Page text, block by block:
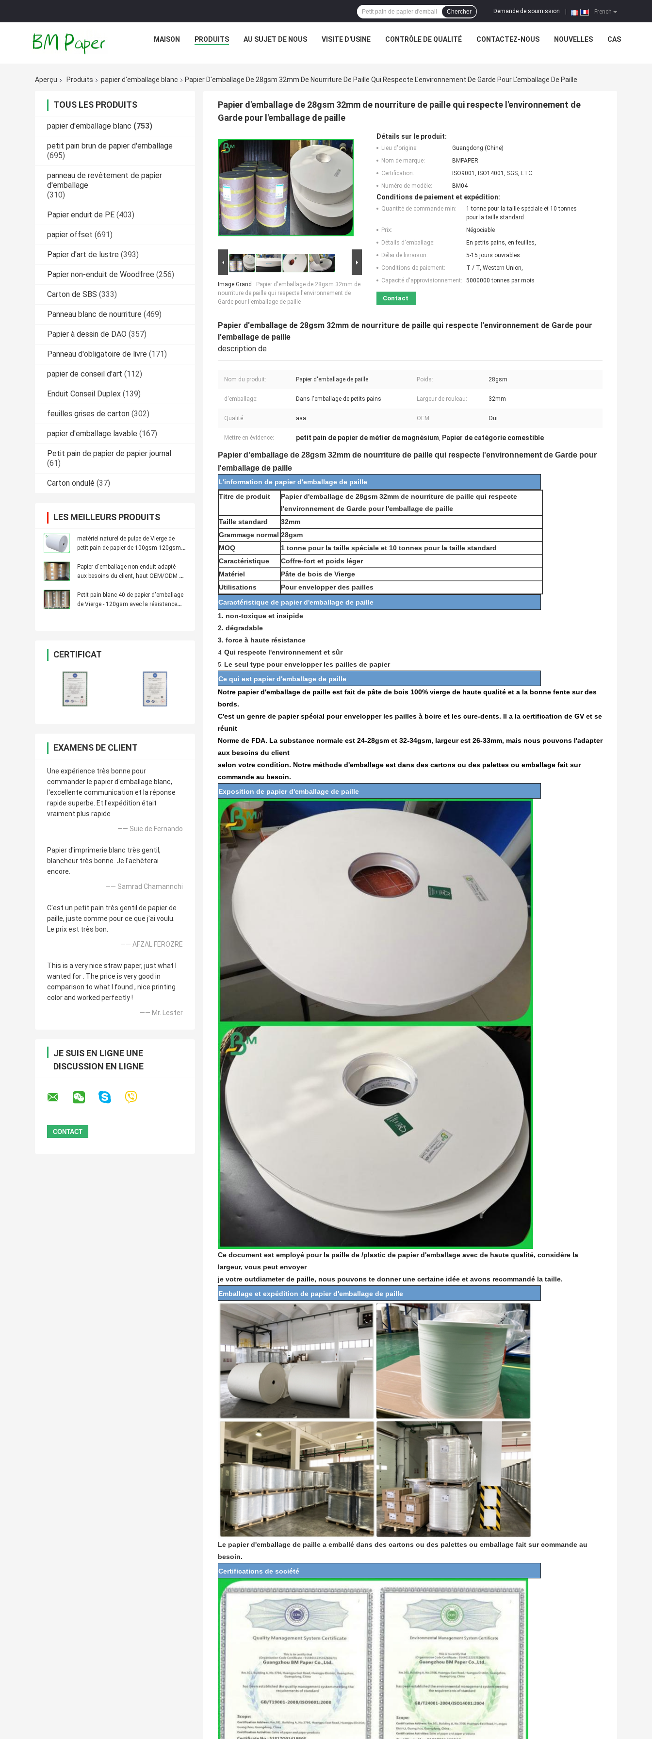
French
Demande de soumission
Chercher
MAISON PRODUITS AU SUJET DE NOUS VISITE D'USINE CONTRÔLE DE QUALITÉ CONTACTEZ-NOUS NOUVELLES CAS
Aperçu Produits papier d'emballage blanc Papier D'emballage De 28gsm 32mm De Nourriture De Paille Qui Respecte L'environnement De Garde Pour L'emballage De Paille
TOUS LES PRODUITS
papier d'emballage blanc (753)
petit pain brun de papier d'emballage
(695)
panneau de revêtement de papier
d'emballage
(310)
Papier enduit de PE (403)
papier offset (691)
Papier d'art de lustre (393)
Papier non-enduit de Woodfree (256)
Carton de SBS (333)
Panneau blanc de nourriture (469)
Papier à dessin de DAO (357)
Panneau d'obligatoire de livre (171)
papier de conseil d'art (112)
Enduit Conseil Duplex (139)
feuilles grises de carton (302)
papier d'emballage lavable (167)
Petit pain de papier de papier journal
(61)
Carton ondulé (37)
LES MEILLEURS PRODUITS
matériel naturel de pulpe de Vierge de
petit pain de papier de 100gsm 120gsm
Papier d'emballage non-enduit adapté
aux besoins du client, haut OEM/ODM de
Petit pain blanc 40 de papier d'emballage
de Vierge - 120gsm avec la résistance
CERTIFICAT
EXAMENS DE CLIENT
Une expérience très bonne pour
commander le papier d'emballage blanc,
l'excellente communication et la réponse
rapide superbe. Et l'expédition était
vraiment plus rapide
—— Suie de Fernando
Papier d'imprimerie blanc très gentil,
blancheur très bonne. Je l'achèterai
encore.
—— Samrad Chamannchi
C'est un petit pain très gentil de papier de
paille, juste comme pour ce que j'ai voulu.
Le prix est très bon.
—— AFZAL FEROZRE
This is a very nice straw paper, just what I
wanted for . The price is very good in
comparison to what I found , nice printing
color and worked perfectly !
—— Mr. Lester
JE SUIS EN LIGNE UNE
DISCUSSION EN LIGNE
Papier d'emballage de 28gsm 32mm de nourriture de paille qui respecte l'environnement de
Garde pour l'emballage de paille
Image Grand : Papier d'emballage de 28gsm 32mm de
nourriture de paille qui respecte l'environnement de
Garde pour l'emballage de paille
Détails sur le produit:
Lieu d'origine:
Guangdong (Chine)
Nom de marque:
BMPAPER
Certification:
ISO9001, ISO14001, SGS, ETC.
Numéro de modèle:
BM04
Conditions de paiement et expédition:
Quantité de commande min:
1 tonne pour la taille spéciale et 10 tonnes
pour la taille standard
Prix:
Négociable
Détails d'emballage:
En petits pains, en feuilles,
Délai de livraison:
5-15 jours ouvrables
Conditions de paiement:
T / T, Western Union,
Capacité d'approvisionnement:
5000000 tonnes par mois
Contact
Papier d'emballage de 28gsm 32mm de nourriture de paille qui respecte l'environnement de Garde pour
l'emballage de paille
description de
Nom du produit: Papier d'emballage de paille Poids: 28gsm
d'emballage: Dans l'emballage de petits pains Largeur de rouleau: 32mm
Qualité: aaa OEM: Oui
Mettre en évidence: petit pain de papier de métier de magnésium, Papier de catégorie comestible
Papier d'emballage de 28gsm 32mm de nourriture de paille qui respecte l'environnement de Garde pour
l'emballage de paille
L'information de papier d'emballage de paille
Titre de produit
Papier d'emballage de 28gsm 32mm de nourriture de paille qui respecte
l'environnement de Garde pour l'emballage de paille
Taille standard
32mm
Grammage normal 28gsm
MOQ
1 tonne pour la taille spéciale et 10 tonnes pour la taille standard
Caractéristique
Coffre-fort et poids léger
Matériel
Pâte de bois de Vierge
Utilisations
Pour envelopper des pailles
Caractéristique de papier d'emballage de paille
1. non-toxique et insipide
2. dégradable
3. force à haute résistance
4. Qui respecte l'environnement et sûr
5. Le seul type pour envelopper les pailles de papier
Ce qui est papier d'emballage de paille
Notre papier d'emballage de paille est fait de pâte de bois 100% vierge de haute qualité et a la bonne fente sur des
bords.
C'est un genre de papier spécial pour envelopper les pailles à boire et les cure-dents. Il a la certification de GV et se
réunit
Norme de FDA. La substance normale est 24-28gsm et 32-34gsm, largeur est 26-33mm, mais nous pouvons l'adapter
aux besoins du client
selon votre condition. Notre méthode d'emballage est dans des cartons ou des palettes ou emballage fait sur
commande au besoin.
Exposition de papier d'emballage de paille
Ce document est employé pour la paille de /plastic de papier d'emballage avec de haute qualité, considère la
largeur, vous peut envoyer
je votre outdiameter de paille, nous pouvons te donner une certaine idée et avons recommandé la taille.
Emballage et expédition de papier d'emballage de paille
Le papier d'emballage de paille a emballé dans des cartons ou des palettes ou emballage fait sur commande au
besoin.
Certifications de société